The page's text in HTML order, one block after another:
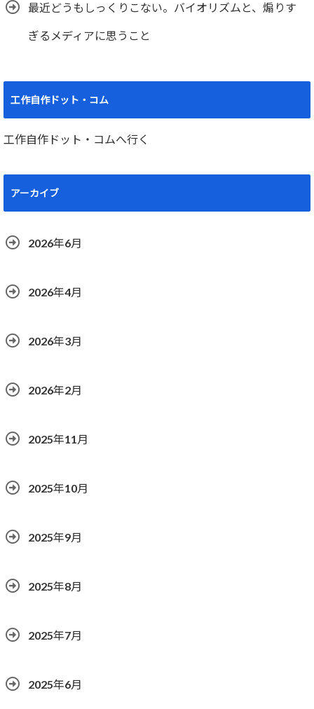
最近どうもしっくりこない。バイオリズムと、煽りす
ぎるメディアに思うこと
工作自作ドット・コム
工作自作ドット・コムへ行く
アーカイブ
2026年6月
2026年4月
2026年3月
2026年2月
2025年11月
2025年10月
2025年9月
2025年8月
2025年7月
2025年6月